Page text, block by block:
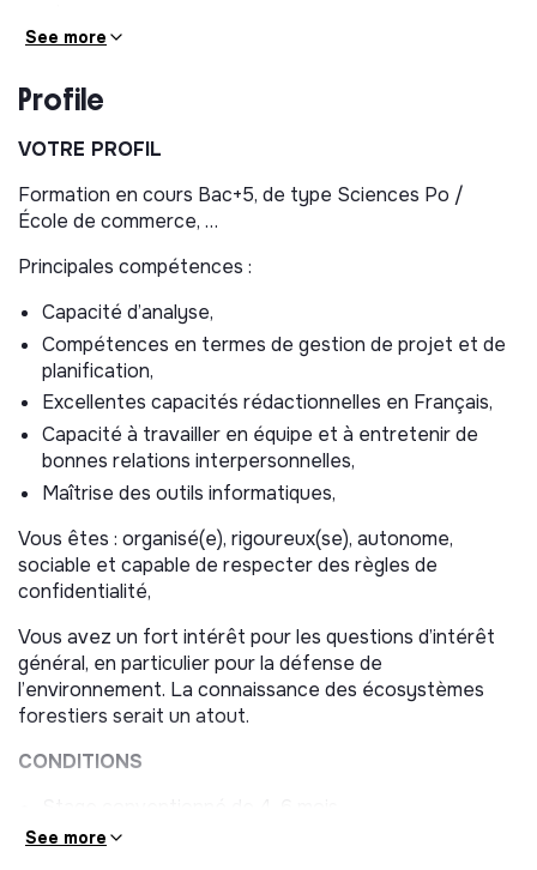
site internet :
de façon transversale aux activités suivantes :
associatifs
Contribution au processus de sélection de projets
(sourcing, échanges avec les associations, fiches de
synthèse…),
Appui à la logistique et à l’organisation des visites
terrains avec les porteurs de projet (roadmap,
réservations, déplacements,…),
Appui à l’instruction des dossiers de candidature
Alimentation de la base de données (création fiches
structures, projets, etc.),
Préparation des comités de sélection (présentations,
corpus documentaires…),
Appui à l’élaboration des conventions, à la
formalisation du partenariat.
environnement et santé
actualités juridiques et fiscales…),
See more
Profile
VOTRE PROFIL
Formation en cours Bac+5, de type Sciences Po /
École de commerce, …
Principales compétences :
Capacité d’analyse,
Compétences en termes de gestion de projet et de
planification,
Excellentes capacités rédactionnelles en Français,
Capacité à travailler en équipe et à entretenir de
bonnes relations interpersonnelles,
Maîtrise des outils informatiques,
Vous êtes : organisé(e), rigoureux(se), autonome,
sociable et capable de respecter des règles de
confidentialité,
Vous avez un fort intérêt pour les questions d’intérêt
général, en particulier pour la défense de
l’environnement. La connaissance des écosystèmes
forestiers serait un atout.
CONDITIONS
Date de démarrage : 1er Septembre 2026
See more